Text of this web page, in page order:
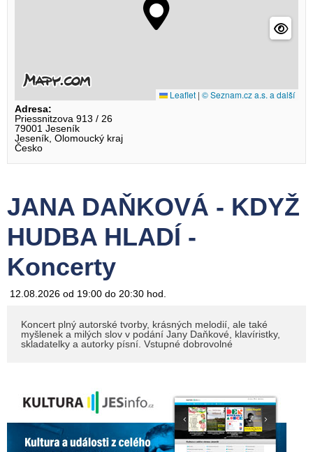
Leaflet | © Seznam.cz a.s. a další
Adresa:
Priessnitzova 913 / 26
79001 Jeseník
Jeseník, Olomoucký kraj
Česko
JANA DAŇKOVÁ - KDYŽ
HUDBA HLADÍ -
Koncerty
12.08.2026 od 19:00 do 20:30 hod.
Koncert plný autorské tvorby, krásných melodií, ale také
myšlenek a milých slov v podání Jany Daňkové, klavíristky,
skladatelky a autorky písní. Vstupné dobrovolné